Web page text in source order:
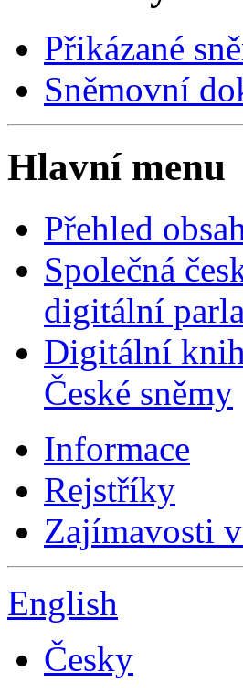
Přikázané
Sněmovní
Hlavní menu
Přehled
Společná
digitální
Digitální
České sněmy
Informace
Rejstříky
Zajímavosti
English
Česky